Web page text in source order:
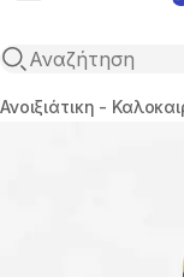
Menu
Αναζήτηση
Αρχική σελίδα
Ανοιξιάτικη -